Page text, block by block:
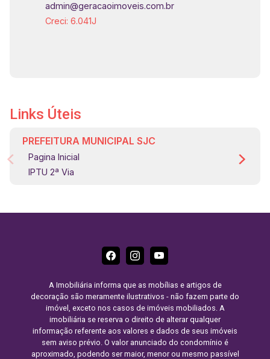
admin@geracaoimoveis.com.br
Creci: 6.041J
Links Úteis
PREFEITURA MUNICIPAL SJC
Pagina Inicial
IPTU 2ª Via
A Imobiliária informa que as mobílias e artigos de
decoração são meramente ilustrativos - não fazem parte do
imóvel, exceto nos casos de imóveis mobiliados. A
imobiliária se reserva o direito de alterar qualquer
informação referente aos valores e dados de seus imóveis
sem aviso prévio. O valor anunciado do condomínio é
aproximado, podendo ser maior, menor ou mesmo passível